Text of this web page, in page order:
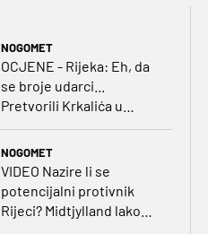
NOGOMET
OCJENE - Rijeka: Eh, da
se broje udarci...
Pretvorili Krkalića u
NOGOMET
VIDEO Nazire li se
potencijalni protivnik
Rijeci? Midtjylland lako